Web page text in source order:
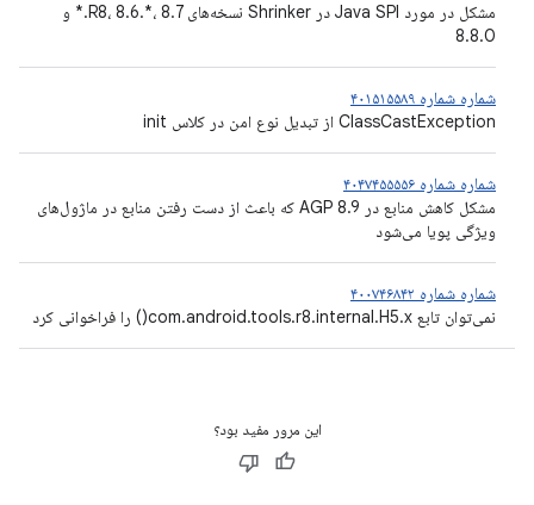
مشکل در مورد Java SPI در Shrinker نسخه‌های R8، 8.6.*، 8.7.* و
8.8.0
شماره شماره ۴۰۱۵۱۵۵۸۹
ClassCastException از تبدیل نوع امن در کلاس init
شماره شماره ۴۰۴۷۴۵۵۵۵۶
مشکل کاهش منابع در AGP 8.9 که باعث از دست رفتن منابع در ماژول‌های
ویژگی پویا می‌شود
شماره شماره ۴۰۰۷۴۶۸۴۲
نمی‌توان تابع com.android.tools.r8.internal.H5.x() را فراخوانی کرد
این مرور مفید بود؟